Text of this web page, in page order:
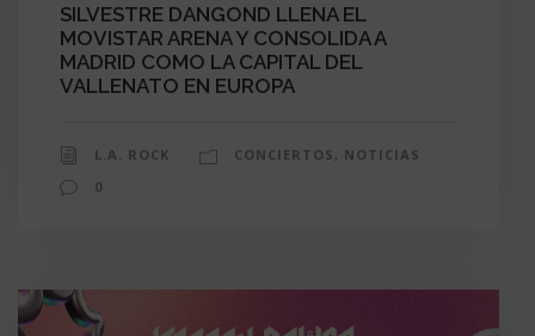
SILVESTRE DANGOND LLENA EL
MOVISTAR ARENA Y CONSOLIDA A
MADRID COMO LA CAPITAL DEL
VALLENATO EN EUROPA
L.A. ROCK CONCIERTOS , NOTICIAS
0